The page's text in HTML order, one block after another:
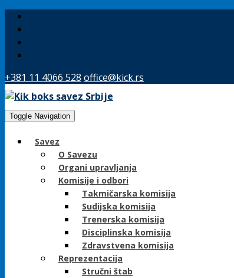
+381 11 4066 528 office@kick.rs
Toggle Navigation
Savez
O Savezu
Organi upravljanja
Komisije i odbori
Takmičarska komisija
Sudijska komisija
Trenerska komisija
Disciplinska komisija
Zdravstvena komisija
Reprezentacija
Stručni štab